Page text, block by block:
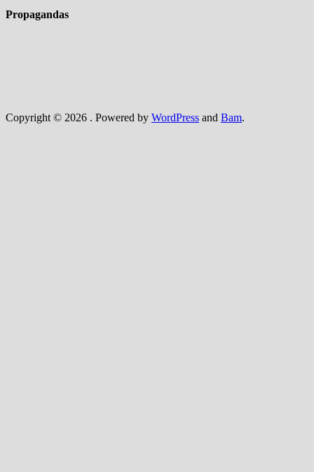
Propagandas
Copyright © 2026 . Powered by WordPress and Bam.